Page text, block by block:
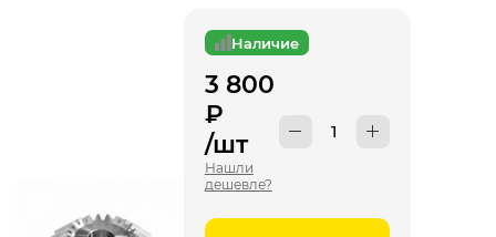
Наличие
3 800
₽
/шт
Нашли
дешевле?